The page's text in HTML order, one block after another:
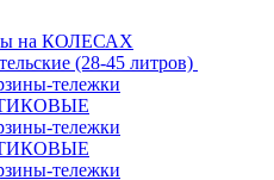
на КОЛЕСАХ
(28-45 литров)
тележки
тележки
тележки